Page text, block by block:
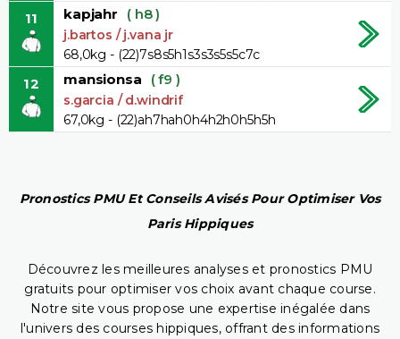
11 kapjahr ( h8 )
j.bartos / j.vana jr
68,0kg - (22)7s8s5h1s3s3s5s5c7c
12 mansionsa ( f9 )
s.garcia / d.windrif
67,0kg - (22)ah7hah0h4h2h0h5h5h
Pronostics PMU Et Conseils Avisés Pour Optimiser Vos
Paris Hippiques
Découvrez les meilleures analyses et pronostics PMU
gratuits pour optimiser vos choix avant chaque course.
Notre site vous propose une expertise inégalée dans
l'univers des courses hippiques, offrant des informations